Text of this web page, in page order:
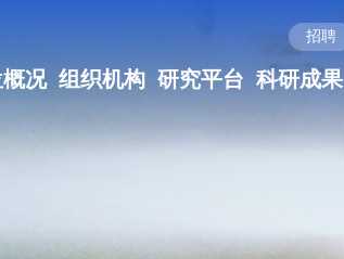
招聘
况 组织机构 研究平台 科研成果